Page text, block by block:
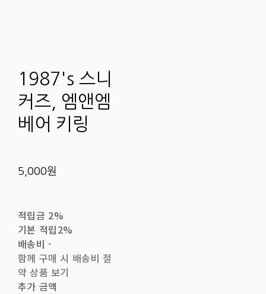
1987's 스니
커즈, 엠앤엠
베어 키링
5,000원
적립금 2%
기본 적립2%
배송비-
함께 구매 시 배송비 절
약 상품 보기
추가 금액